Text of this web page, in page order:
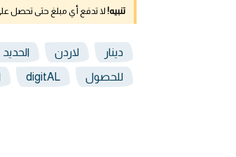
تنبيه! لا تدفع أي مبلغ حتى تحصل
دينار لاردن الحديد
للحصول digitAL